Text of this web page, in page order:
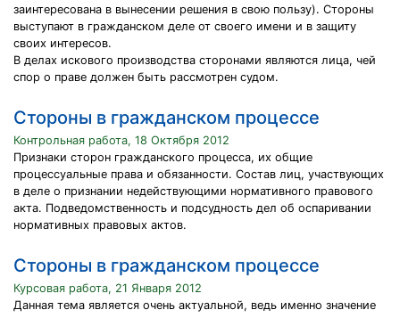
заинтересована в вынесении решения в свою пользу). Стороны
выступают в гражданском деле от своего имени и в защиту
своих интересов.
В делах искового производства сторонами являются лица, чей
спор о праве должен быть рассмотрен судом.
Стороны в гражданском процессе
Контрольная работа, 18 Октября 2012
Признаки сторон гражданского процесса, их общие
процессуальные права и обязанности. Состав лиц, участвующих
в деле о признании недействующими нормативного правового
акта. Подведомственность и подсудность дел об оспаривании
нормативных правовых актов.
Стороны в гражданском процессе
Курсовая работа, 21 Января 2012
Данная тема является очень актуальной, ведь именно значение